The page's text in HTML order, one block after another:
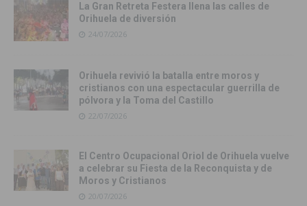
La Gran Retreta Festera llena las calles de
Orihuela de diversión
24/07/2026
Orihuela revivió la batalla entre moros y
cristianos con una espectacular guerrilla de
pólvora y la Toma del Castillo
22/07/2026
El Centro Ocupacional Oriol de Orihuela vuelve
a celebrar su Fiesta de la Reconquista y de
Moros y Cristianos
20/07/2026